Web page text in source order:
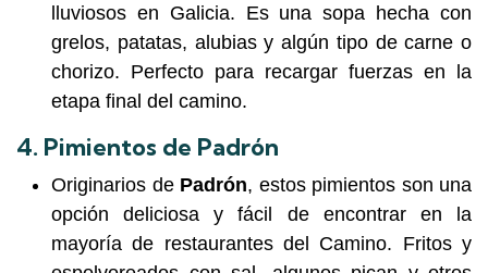
lluviosos en Galicia. Es una sopa hecha con
grelos, patatas, alubias y algún tipo de carne o
chorizo. Perfecto para recargar fuerzas en la
etapa final del camino.
4. Pimientos de Padrón
Originarios de Padrón, estos pimientos son una
opción deliciosa y fácil de encontrar en la
mayoría de restaurantes del Camino. Fritos y